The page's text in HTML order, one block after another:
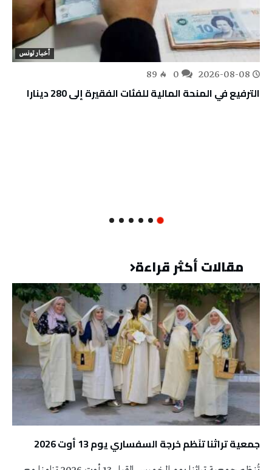
أخبار تونس
2026-08-08
89
الترفيع في المنحة المالية للفئات الفقيرة إلى 280 دينارا
مقالات أكثر قراءة
جمعية تراثنا تنَظم خرجة السفساري يوم 13 أوت 2026